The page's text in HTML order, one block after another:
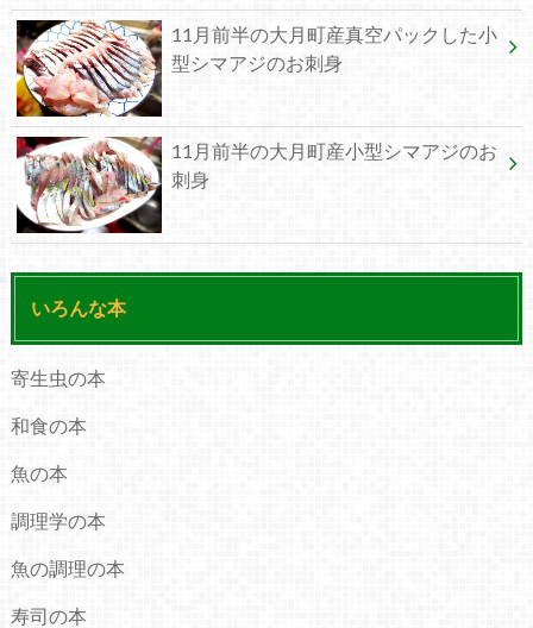
11月前半の大月町産真空パックした小
型シマアジのお刺身
11月前半の大月町産小型シマアジのお
刺身
いろんな本
寄生虫の本
和食の本
魚の本
調理学の本
魚の調理の本
寿司の本